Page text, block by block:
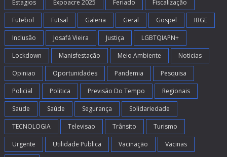
Estagios Expoacre 2025 Feriado Fiscalização
Futebol Futsal Galeria Geral Gospel IBGE
Inclusão Josafá Vieira Justiça LGBTQIAPN+
Lockdown Manisfestação Meio Ambiente Noticias
Opiniao Oportunidades Pandemia Pesquisa
Policial Politica Previsão Do Tempo Regionais
Saude Saúde Segurança Solidariedade
TECNOLOGIA Televisao Trânsito Turismo
Urgente Utilidade Publica Vacinação Vacinas